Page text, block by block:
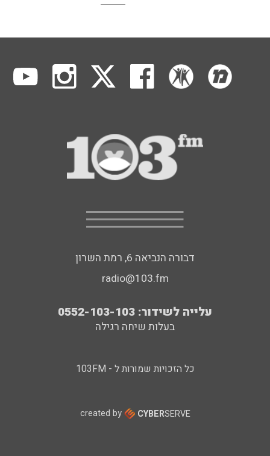
דבורה הנביאה 6, רמת השרון
radio@103.fm
עלייה לשידור: 0552-103-103
בעלות שיחה רגילה
כל הזכויות שמורות ל - 103FM
created by CYBERSERVE